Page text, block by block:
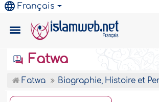
Français
Fatwa
Fatwa Biographie, Histoire et